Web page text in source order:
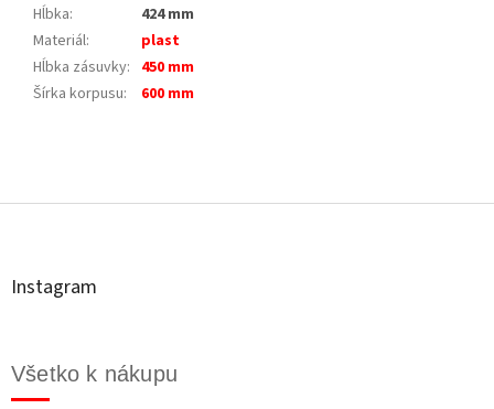
Hĺbka:
424 mm
Materiál:
plast
Hĺbka zásuvky: 450 mm
Šírka korpusu: 600 mm
á
Instagram
Všetko k nákupu